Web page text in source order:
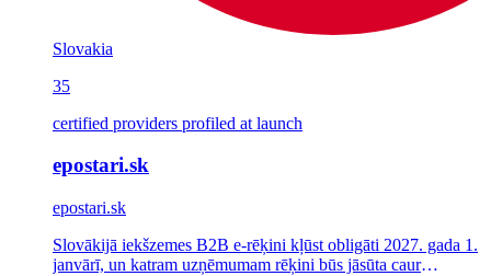
Slovakia
35
certified providers profiled at launch
epostari.sk
epostari.sk
Slovākijā iekšzemes B2B e-rēķini kļūst obligāti 2027. gada 1.
janvārī, un katram uzņēmumam rēķini būs jāsūta caur